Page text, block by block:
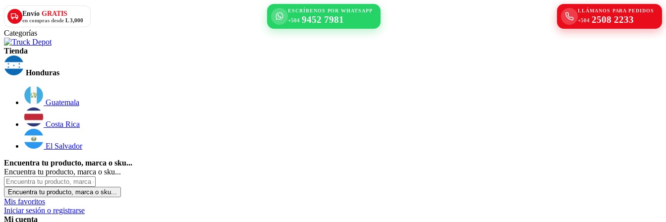
Envío GRATIS
en compras desde L 3,000
ESCRÍBENOS POR WHATSAPP
+504 9452 7981
LLÁMANOS PARA PEDIDOS
+504 2508 2233
Categorías
Tienda
Honduras
Guatemala
Costa Rica
El Salvador
Encuentra tu producto, marca o sku...
Encuentra tu producto, marca o sku...
Encuentra tu producto, marca o sku...
Mis favoritos
Iniciar sesión o registrarse
Mi cuenta